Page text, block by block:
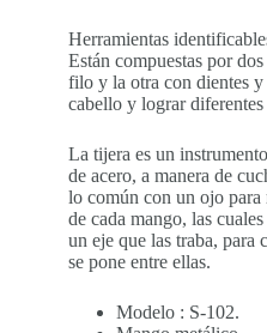
Herramientas
Están compuestas por
filo y la otra con dientes y
cabello y lograr diferentes
La tijera es un
de acero, a manera de
lo común con un ojo para
de cada mango, las
un eje que las traba, para
se pone entre ellas.
Modelo : S-102.